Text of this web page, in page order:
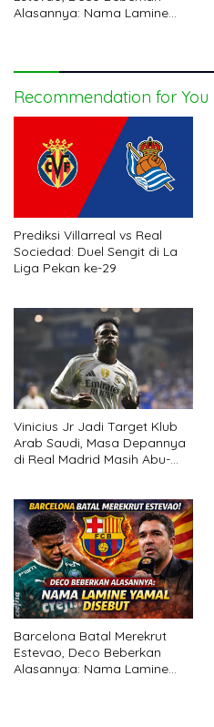
Alasannya: Nama Lamine
Recommendation for You
Prediksi Villarreal vs Real
Sociedad: Duel Sengit di La
Liga Pekan ke-29
Vinicius Jr Jadi Target Klub
Arab Saudi, Masa Depannya
di Real Madrid Masih Abu-
Barcelona Batal Merekrut
Estevao, Deco Beberkan
Alasannya: Nama Lamine